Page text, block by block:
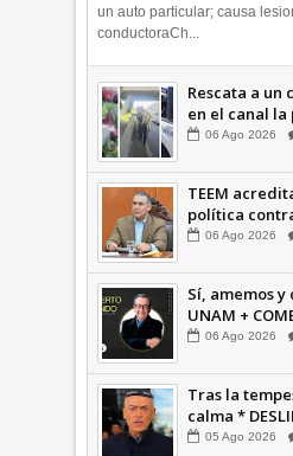
un auto particular; causa
conductoraCh...
Rescata a un
en el canal
Ecatepec
06 Ago 2026
TEEM
política
confirma
06 Ago 2026
Sí, amemos
UNAM +
TIEMPO
06 Ago 2026
Tras la
calma *
Witvrun
05 Ago 2026